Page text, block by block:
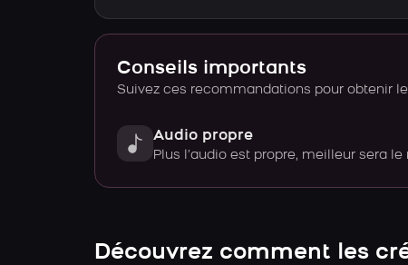
Conseils importants
Suivez ces recommandations pour obtenir
Audio propre
Plus l’audio est propre, meilleur sera le
Découvrez comment les